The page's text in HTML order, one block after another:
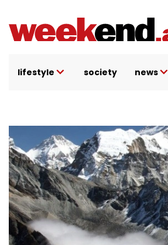
Inhalt
lifestyle society news